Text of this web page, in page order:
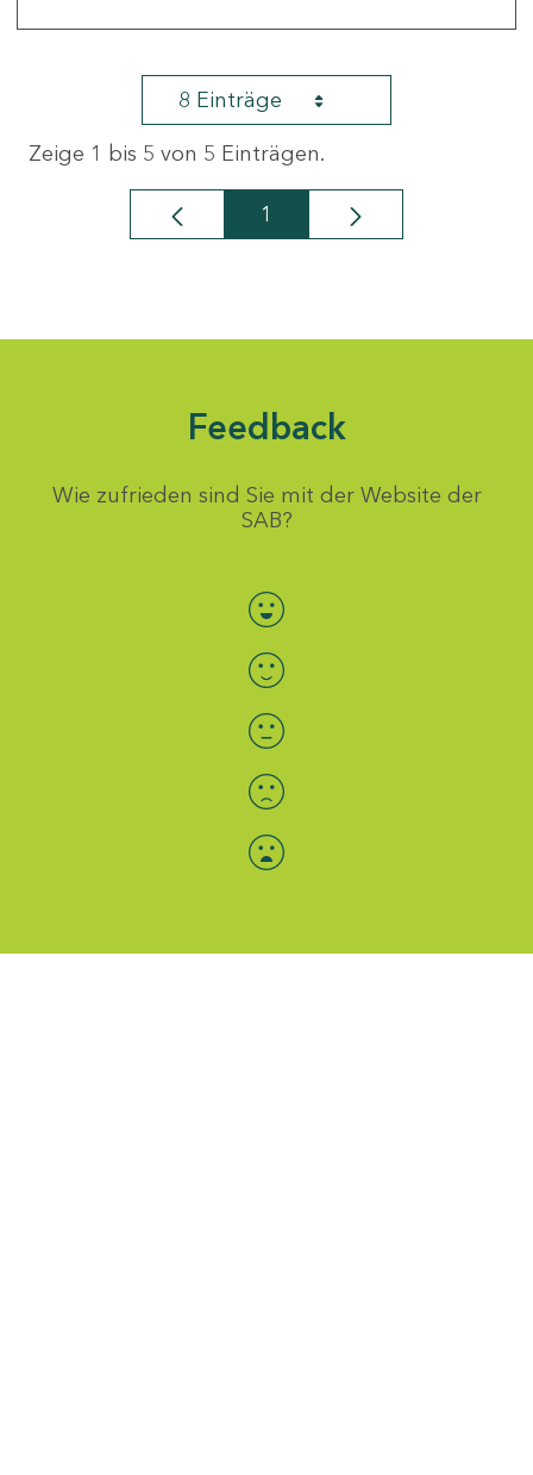
8 Einträge
Zeige 1 bis 5 von 5 Einträgen.
Seite
1
Feedback
Wie zufrieden sind Sie mit der Website der
SAB?
Bewertung auswählen